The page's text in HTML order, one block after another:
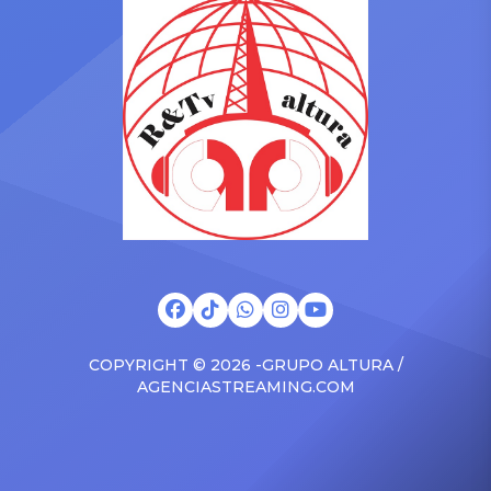
Gutiérrez y el ex de su
bailarina Dayanita
preocupa al aparecer
ensangrentada En horas de
la madrugada de este
viernes 23, la popular actriz
cómica de “JB […]
meterse en su relación. Te
puede interesar Amy
Gutiérrez reaparece tras
ser acusada de quitarle el
novio a su ex bailarina:
“Deja de tratar de
impresionar” Amy
Gutiérrez y ex de […]
COPYRIGHT © 2026 -GRUPO ALTURA /
AGENCIASTREAMING.COM